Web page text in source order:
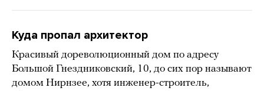
Куда пропал архитектор
Красивый дореволюционный дом по адресу
Большой Гнездниковский, 10, до сих пор называют
домом Нирнзее, хотя инженер-строитель,